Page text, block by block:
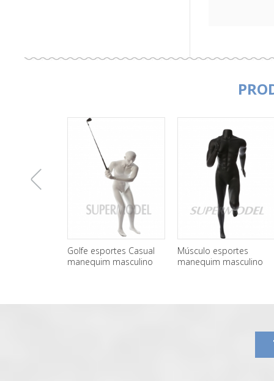
Músculo esportes
manequim masculino
Fábrica por atacado do
basquete masculino